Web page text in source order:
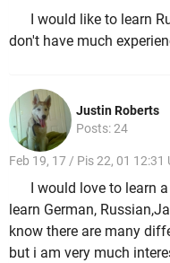
I would like to learn
don't have much
Justin Roberts
Posts: 24
Feb 19, 17 / Pis 22, 01 12:31
I would love to learn
learn German,
know there are many
but i am very much